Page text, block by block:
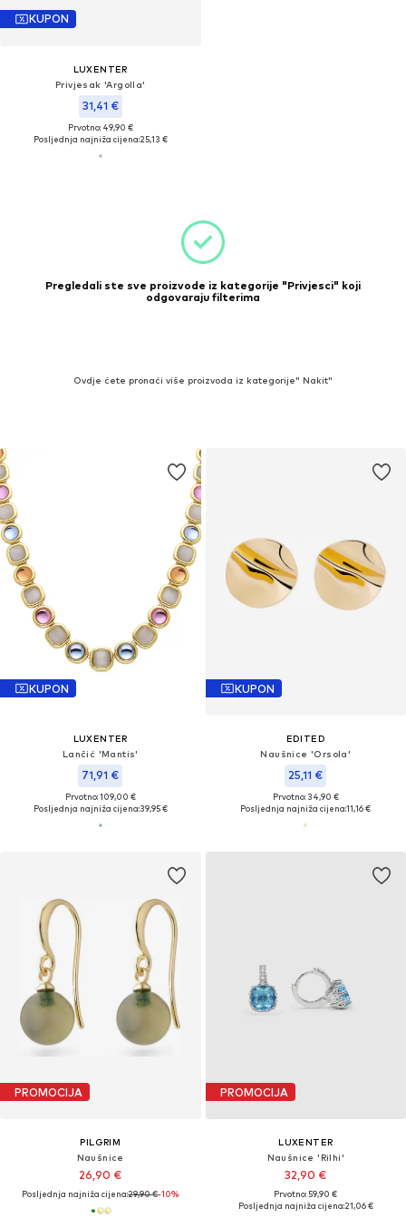
KUPON
LUXENTER
Privjesak 'Argolla'
31,41 €
Prvotno: 49,90 €
Posljednja najniža cijena:25,13 €
Pregledali ste sve proizvode iz kategorije "Privjesci" koji
odgovaraju filterima
Ovdje ćete pronaći više proizvoda iz kategorije" Nakit"
KUPON
LUXENTER
Lančić 'Mantis'
71,91 €
Prvotno: 109,00 €
Posljednja najniža cijena:39,95 €
KUPON
EDITED
Naušnice 'Orsola'
25,11 €
Prvotno: 34,90 €
Posljednja najniža cijena:11,16 €
PROMOCIJA
PILGRIM
Naušnice
26,90 €
Posljednja najniža cijena:29,90 €-10%
PROMOCIJA
LUXENTER
Naušnice 'Rilhi'
32,90 €
Prvotno: 59,90 €
Posljednja najniža cijena:21,06 €